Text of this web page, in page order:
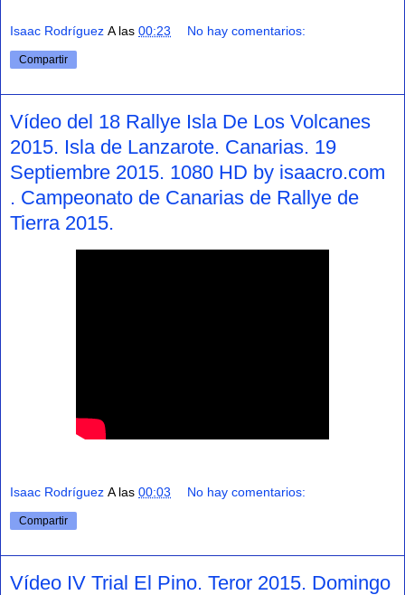
Isaac Rodríguez A las 00:23 No hay comentarios:
Compartir
Vídeo del 18 Rallye Isla De Los Volcanes
2015. Isla de Lanzarote. Canarias. 19
Septiembre 2015. 1080 HD by isaacro.com
. Campeonato de Canarias de Rallye de
Tierra 2015.
Isaac Rodríguez A las 00:03 No hay comentarios:
Compartir
Vídeo IV Trial El Pino. Teror 2015. Domingo